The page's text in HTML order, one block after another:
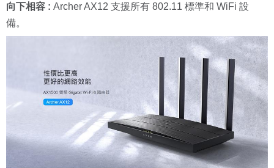
向下相容 : Archer AX12 支援所有 802.11 標準和 WiFi 設
備。